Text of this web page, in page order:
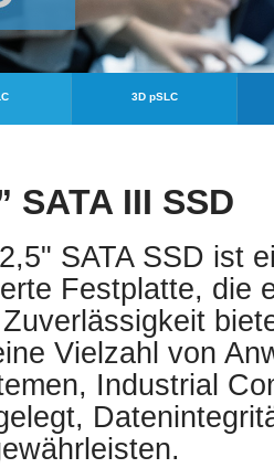
3D pSLC
SATA III SSD
SATA SSD ist
Festplatte, die
Vielzahl von
Industrial